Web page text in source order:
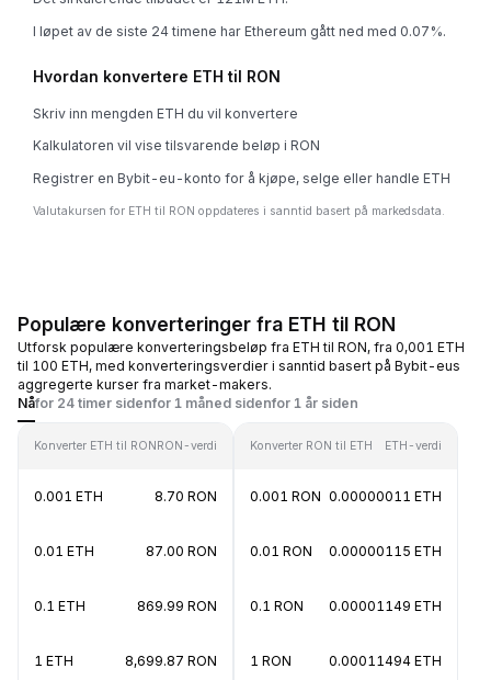
I løpet av de siste 24 timene har Ethereum gått ned med 0.07%.
Hvordan konvertere ETH til RON
Skriv inn mengden ETH du vil konvertere
Kalkulatoren vil vise tilsvarende beløp i RON
Registrer en Bybit-eu-konto for å kjøpe, selge eller handle ETH
Valutakursen for ETH til RON oppdateres i sanntid basert på markedsdata.
Populære konverteringer fra ETH til RON
Utforsk populære konverteringsbeløp fra ETH til RON, fra 0,001 ETH
til 100 ETH, med konverteringsverdier i sanntid basert på Bybit-eus
aggregerte kurser fra market-makers.
Nåfor 24 timer sidenfor 1 måned sidenfor 1 år siden
Konverter ETH til RONRON-verdi
0.001 ETH 8.70 RON
0.01 ETH 87.00 RON
0.1 ETH 869.99 RON
1 ETH 8,699.87 RON
Konverter RON til ETH ETH-verdi
0.001 RON 0.00000011 ETH
0.01 RON 0.00000115 ETH
0.1 RON 0.00001149 ETH
1 RON 0.00011494 ETH